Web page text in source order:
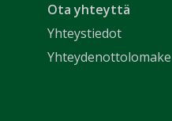
Ota yhteyttä
Yhteystiedot
Yhteydenottolomake